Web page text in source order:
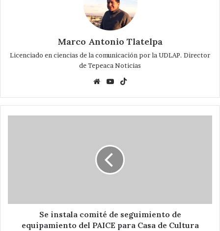
Marco Antonio Tlatelpa
Licenciado en ciencias de la comunicación por la UDLAP. Director
de Tepeaca Noticias
WebsiteYouTube
PAICE
Se instala comité de seguimiento de
equipamiento del PAICE para Casa de Cultura